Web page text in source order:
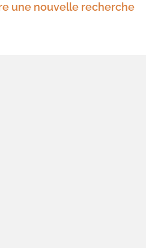
une nouvelle recherche